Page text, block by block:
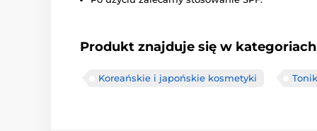
Produkt znajduje się w kategoriach
Koreańskie i japońskie kosmetyki